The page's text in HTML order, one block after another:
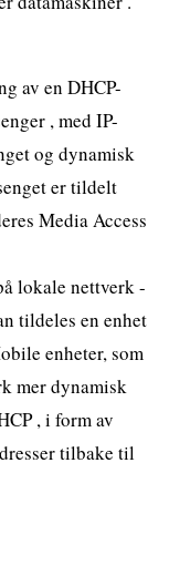
av en DHCP-
, med IP-
og dynamisk
er tildelt
Media Access
lokale nettverk -
tildeles en enhet
enheter, som
mer dynamisk
, i form av
tilbake til